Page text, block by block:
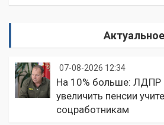
Актуальное
07-08-2026 12:34
На 10% больше: ЛДПР
увеличить пенсии
соцработникам